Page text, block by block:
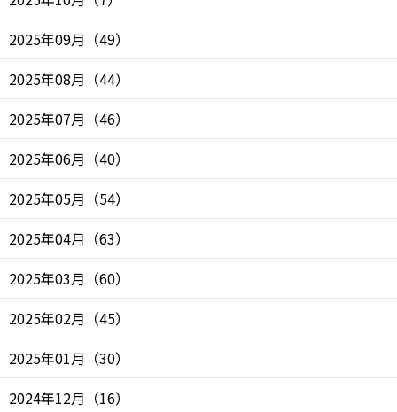
2025年09月 （49）
2025年08月 （44）
2025年07月 （46）
2025年06月 （40）
2025年05月 （54）
2025年04月 （63）
2025年03月 （60）
2025年02月 （45）
2025年01月 （30）
2024年12月 （16）